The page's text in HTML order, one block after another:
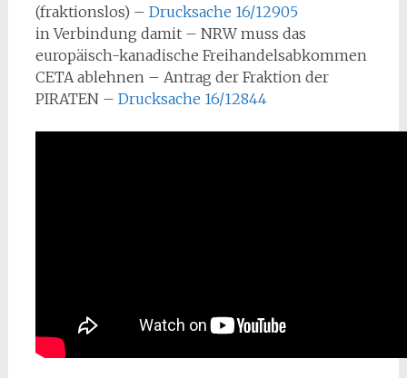
(fraktionslos) – Drucksache 16/12905
in Verbindung damit – NRW muss das
europäisch-kanadische Freihandelsabkommen
CETA ablehnen – Antrag der Fraktion der
PIRATEN – Drucksache 16/12844